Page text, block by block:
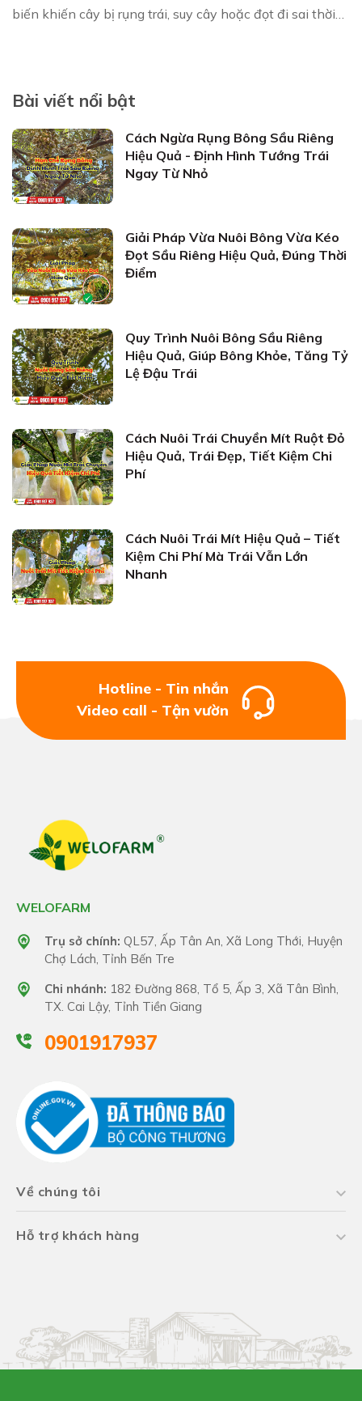
biến khiến cây bị rụng trái, suy cây hoặc đọt đi sai thời
Bài viết nổi bật
Cách Ngừa Rụng Bông Sầu Riêng
Hiệu Quả - Định Hình Tướng Trái
Ngay Từ Nhỏ
Giải Pháp Vừa Nuôi Bông Vừa Kéo
Đọt Sầu Riêng Hiệu Quả, Đúng Thời
Điểm
Quy Trình Nuôi Bông Sầu Riêng
Hiệu Quả, Giúp Bông Khỏe, Tăng Tỷ
Lệ Đậu Trái
Cách Nuôi Trái Chuyền Mít Ruột Đỏ
Hiệu Quả, Trái Đẹp, Tiết Kiệm Chi
Phí
Cách Nuôi Trái Mít Hiệu Quả – Tiết
Kiệm Chi Phí Mà Trái Vẫn Lớn
Nhanh
Hotline - Tin nhắn
Video call - Tận vườn
WELOFARM
Trụ sở chính: QL57, Ấp Tân An, Xã Long Thới, Huyện
Chợ Lách, Tỉnh Bến Tre
Chi nhánh: 182 Đường 868, Tổ 5, Ấp 3, Xã Tân Bình,
TX. Cai Lậy, Tỉnh Tiền Giang
0901917937
Về chúng tôi
Hỗ trợ khách hàng